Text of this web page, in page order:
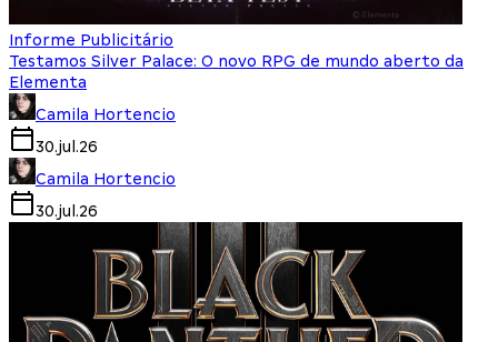
Informe Publicitário
Testamos Silver Palace: O novo RPG de mundo aberto da
Elementa
Camila Hortencio
30.jul.26
Camila Hortencio
30.jul.26